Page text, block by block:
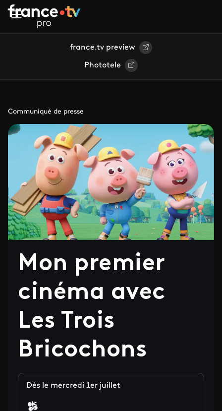
Aller au contenu principal
france.tv preview
Phototele
Communiqué de presse
Mon premier
cinéma avec
Les Trois
Bricochons
Dès le mercredi 1er juillet